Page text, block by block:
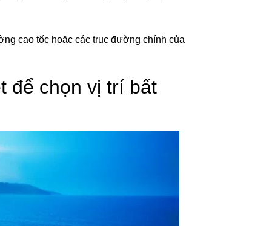
cao tốc hoặc các trục đường chính của
để chọn vị trí bất